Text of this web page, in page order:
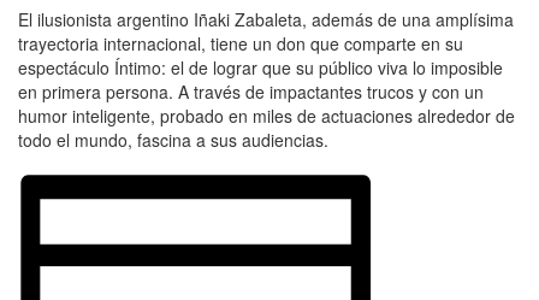
El ilusionista argentino Iñaki Zabaleta, además de una amplísima
trayectoria internacional, tiene un don que comparte en su
espectáculo Íntimo: el de lograr que su público viva lo imposible
en primera persona. A través de impactantes trucos y con un
humor inteligente, probado en miles de actuaciones alrededor de
todo el mundo, fascina a sus audiencias.